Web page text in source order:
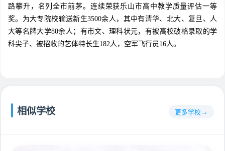
路攀升，名列全市前茅。连续荣获乐山市高中教学质量评估一等
奖。为大专院校输送新生3500余人，其中有清华、北大、复旦、人
大等名牌大学80余人；有市文、理科状元，有被高校破格录取的学
科尖子、被招收的艺体特长生182人，空军飞行员16人。
相似学校 更多学校